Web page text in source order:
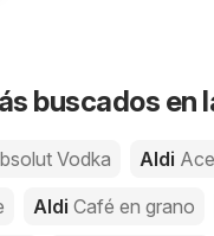
buscados en
Vodka Aldi
Aldi Café en grano